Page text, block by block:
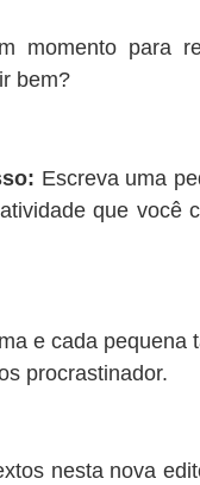
momento para
bem?
Escreva uma
que você
e cada
procrastinador.
nesta nova